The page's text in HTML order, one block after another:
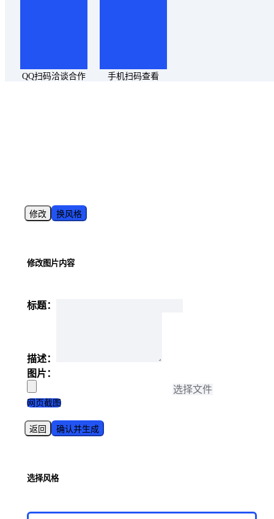
QQ扫码洽谈合作 手机扫码查看
修改 换风格
修改图片内容
标题：
描述：
图片：
选择文件
网页截图
返回 确认并生成
选择风格